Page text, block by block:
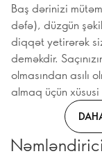
Baş dərinizi
dəfə), düzgün
diqqət yetirərək
deməkdir.
olmasından
almaq üçün
Nəmləndirici